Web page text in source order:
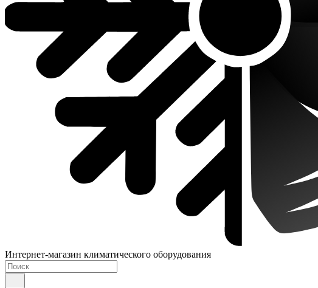
Интернет-магазин климатического оборудования